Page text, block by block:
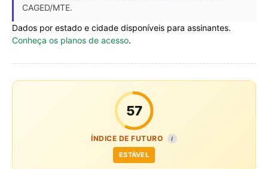
CAGED/MTE.
Dados por estado e cidade disponíveis para assinantes.
Conheça os planos de acesso.
57
ÍNDICE DE FUTURO I
ESTÁVEL